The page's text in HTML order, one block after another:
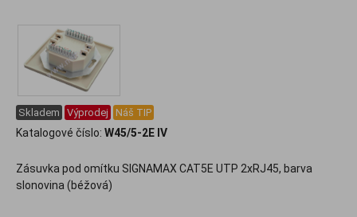
Skladem Výprodej Náš TIP
Katalogové číslo: W45/5-2E IV
Zásuvka pod omítku SIGNAMAX CAT5E UTP 2xRJ45, barva
slonovina (béžová)